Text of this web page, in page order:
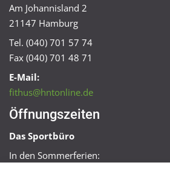
Am Johannisland 2
21147 Hamburg
Tel. (040) 701 57 74
Fax (040) 701 48 71
E-Mail:
fithus@hntonline.de
Öffnungszeiten
Das Sportbüro
In den Sommerferien: